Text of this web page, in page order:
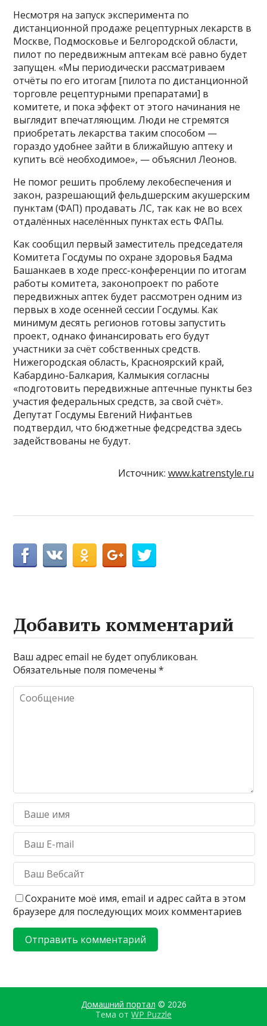
Несмотря на запуск эксперимента по
дистанционной продаже рецептурных лекарств в
Москве, Подмосковье и Белгородской области,
пилот по передвижным аптекам всё равно будет
запущен. «Мы периодически рассматриваем
отчёты по его итогам [пилота по дистанционной
торговле рецептурными препаратами] в
комитете, и пока эффект от этого начинания не
выглядит впечатляющим. Люди не стремятся
приобретать лекарства таким способом —
гораздо удобнее зайти в ближайшую аптеку и
купить всё необходимое», — объяснил Леонов.
Не помог решить проблему лекобеспечения и
закон, разрешающий фельдшерским акушерским
пунктам (ФАП) продавать ЛС, так как не во всех
отдалённых населённых пунктах есть ФАПы.
Как сообщил первый заместитель председателя
Комитета Госдумы по охране здоровья Бадма
Башанкаев в ходе пресс-конференции по итогам
работы комитета, законопроект по работе
передвижных аптек будет рассмотрен одним из
первых в ходе осенней сессии Госдумы. Как
минимум десять регионов готовы запустить
проект, однако финансировать его будут
участники за счёт собственных средств.
Нижегородская область, Красноярский край,
Кабардино-Балкария, Калмыкия согласны
«подготовить передвижные аптечные пункты без
участия федеральных средств, за свой счёт».
Депутат Госдумы Евгений Нифантьев
подтвердил, что бюджетные федсредства здесь
задействованы не будут.
Источник: www.katrenstyle.ru
Добавить комментарий
Ваш адрес email не будет опубликован.
Обязательные поля помечены*
Сохраните моё имя, email и адрес сайта в этом
браузере для последующих моих комментариев
Домашний портал © 2026
Тема от WP Puzzle